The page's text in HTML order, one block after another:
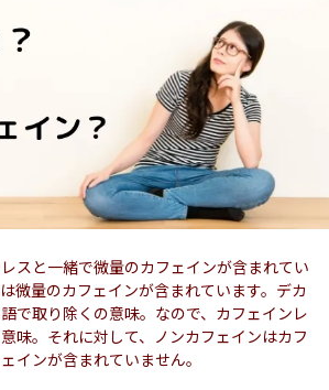
スと一緒で微量のカフェインが含まれてい
微量のカフェインが含まれています。デカ
で取り除くの意味。なので、カフェインレ
味。それに対して、ノンカフェインはカフ
インが含まれていません。